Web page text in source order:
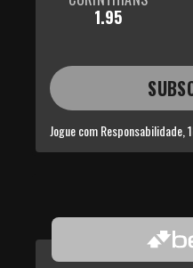
1.95
Jogue com Responsabilidade,